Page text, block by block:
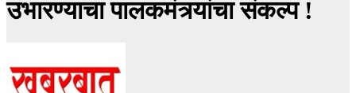
उभारण्याचा पालकमंत्र्यांचा संकल्प !